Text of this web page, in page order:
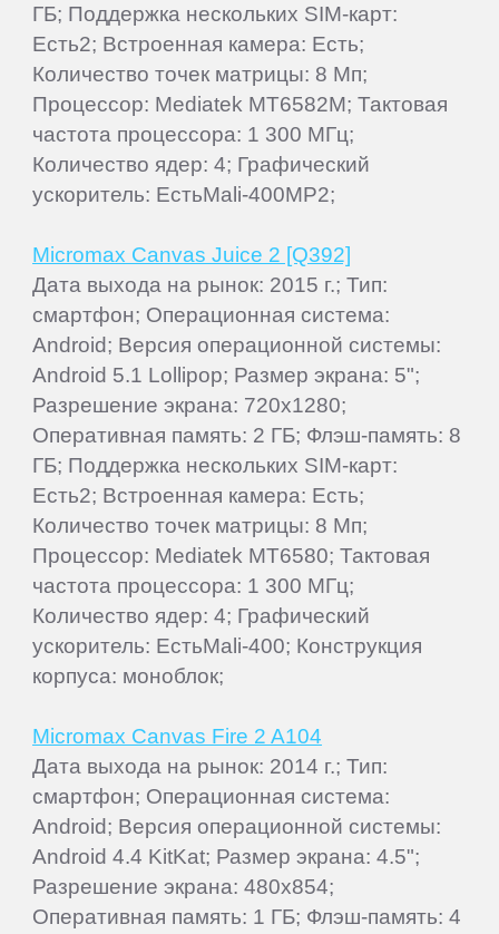
ГБ; Поддержка нескольких SIM-карт:
Есть2; Встроенная камера: Есть;
Количество точек матрицы: 8 Мп;
Процессор: Mediatek MT6582M; Тактовая
частота процессора: 1 300 МГц;
Количество ядер: 4; Графический
ускоритель: ЕстьMali-400MP2;
Micromax Canvas Juice 2 [Q392]
Дата выхода на рынок: 2015 г.; Тип:
смартфон; Операционная система:
Android; Версия операционной системы:
Android 5.1 Lollipop; Размер экрана: 5";
Разрешение экрана: 720x1280;
Оперативная память: 2 ГБ; Флэш-память: 8
ГБ; Поддержка нескольких SIM-карт:
Есть2; Встроенная камера: Есть;
Количество точек матрицы: 8 Мп;
Процессор: Mediatek MT6580; Тактовая
частота процессора: 1 300 МГц;
Количество ядер: 4; Графический
ускоритель: ЕстьMali-400; Конструкция
корпуса: моноблок;
Micromax Canvas Fire 2 A104
Дата выхода на рынок: 2014 г.; Тип:
смартфон; Операционная система:
Android; Версия операционной системы:
Android 4.4 KitKat; Размер экрана: 4.5";
Разрешение экрана: 480x854;
Оперативная память: 1 ГБ; Флэш-память: 4